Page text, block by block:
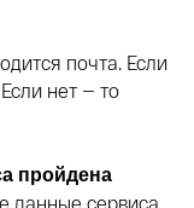
почта. Если
нет — то
пройдена
данные сервиса